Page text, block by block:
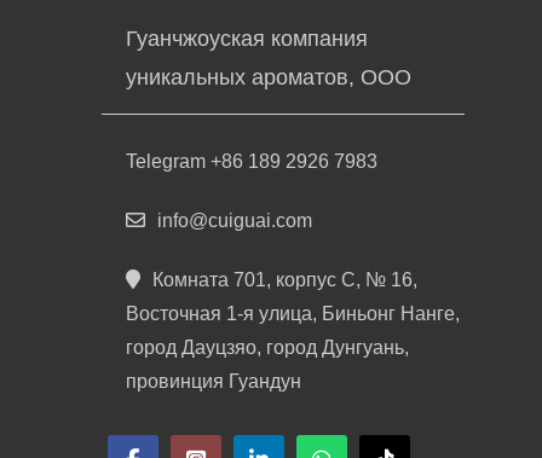
Гуанчжоуская компания
уникальных ароматов, ООО
Telegram +86 189 2926 7983
info@cuiguai.com
Комната 701, корпус C, № 16,
Восточная 1-я улица, Биньонг Нанге,
город Дауцзяо, город Дунгуань,
провинция Гуандун